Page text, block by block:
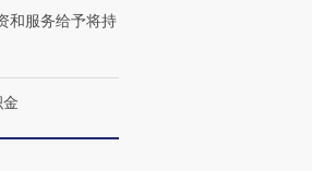
视线｜不考竞赛的王虹、
和服务给予将持